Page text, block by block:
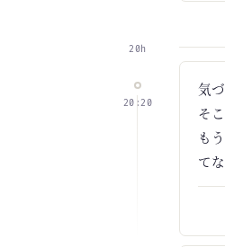
20h
20:20
気
そ
も
て